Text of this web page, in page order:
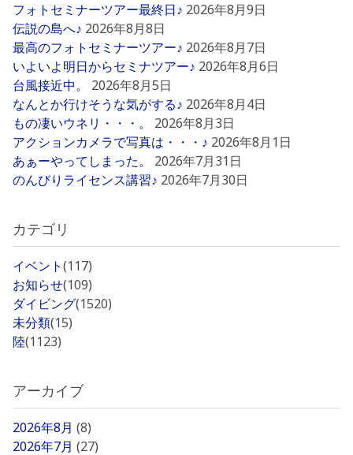
フォトセミナーツアー最終日♪ 2026年8月9日
伝説の島へ♪ 2026年8月8日
最高のフォトセミナーツアー♪ 2026年8月7日
いよいよ明日からセミナツアー♪ 2026年8月6日
台風接近中。
2026年8月5日
なんとか行けそうな気がする♪ 2026年8月4日
もの凄いウネリ・・・。
2026年8月3日
アクションカメラで写真は・・・♪ 2026年8月1日
あぁーやってしまった。
2026年7月31日
のんびりライセンス講習♪ 2026年7月30日
カテゴリ
イベント(117)
お知らせ(109)
ダイビング(1520)
未分類(15)
陸(1123)
アーカイブ
2026年8月 (8)
2026年7月 (27)